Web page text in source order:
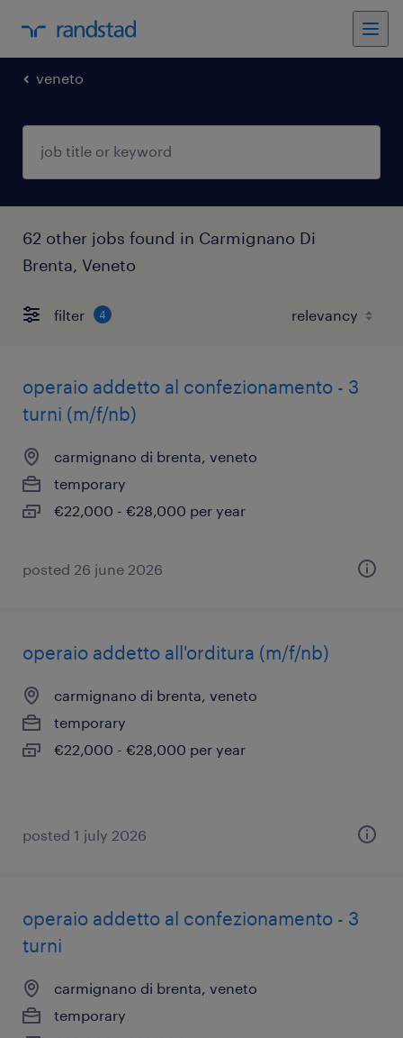
veneto
62 other jobs found in Carmignano Di
Brenta, Veneto
filter 4
operaio addetto al confezionamento - 3
turni (m/f/nb)
carmignano di brenta, veneto
temporary
€22,000 - €28,000 per year
posted 26 june 2026
operaio addetto all'orditura (m/f/nb)
carmignano di brenta, veneto
temporary
€22,000 - €28,000 per year
posted 1 july 2026
operaio addetto al confezionamento - 3
turni
carmignano di brenta, veneto
temporary